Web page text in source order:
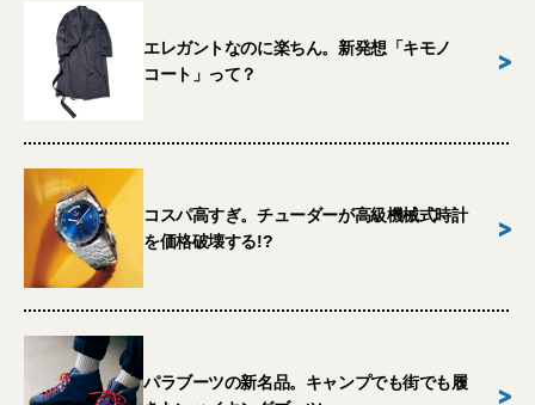
エレガントなのに楽ちん。新発想「キモノ
コート」って？
>
コスパ高すぎ。チューダーが高級機械式時計
を価格破壊する!?
>
パラブーツの新名品。キャンプでも街でも履
>